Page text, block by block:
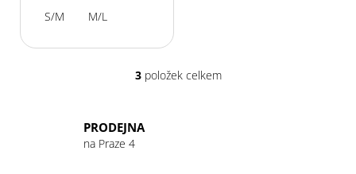
S/M M/L
O
3položek celkem
PRODEJNA
na Praze 4